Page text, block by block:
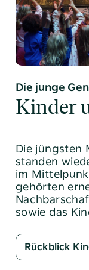
Die junge
Kinder
Die jüngsten
standen
im
gehörten
sowie das
Rückblick